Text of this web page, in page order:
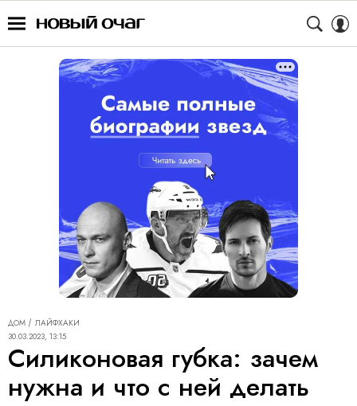
ДОМ
ЛАЙФХАКИ
30.03.2023, 13:15
Силиконовая губка: зачем
нужна и что с ней делать